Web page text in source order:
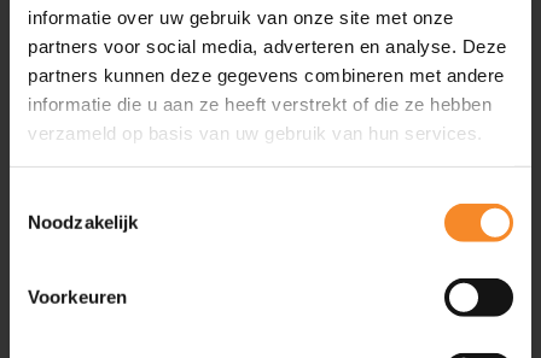
informatie over uw gebruik van onze site met onze
partners voor social media, adverteren en analyse. Deze
partners kunnen deze gegevens combineren met andere
informatie die u aan ze heeft verstrekt of die ze hebben
verzameld op basis van uw gebruik van hun services.
Noodzakelijk
Voorkeuren
Geplande evenementen 2
Training & Coaching